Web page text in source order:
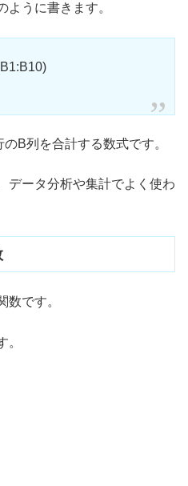
ように書きます。
B列を合計する数式です。
データ分析や集計でよく使わ
数です。
。